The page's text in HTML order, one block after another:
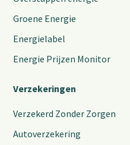
Groene Energie
Energielabel
Energie Prijzen Monitor
Verzekeringen
Verzekerd Zonder Zorgen
Autoverzekering